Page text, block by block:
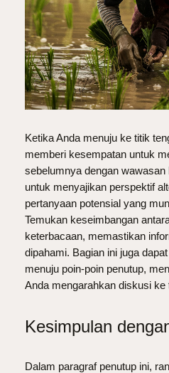
Ketika Anda menuju ke titik
memberi kesempatan untuk
sebelumnya dengan
untuk menyajikan perspektif
pertanyaan potensial yang
Temukan keseimbangan
keterbacaan, memastikan
dipahami. Bagian ini juga
menuju poin-poin penutup,
Anda mengarahkan diskusi ke
Kesimpulan
Dalam paragraf penutup ini,